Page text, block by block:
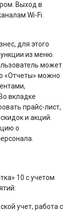
Выход в
Wi-Fi.
для этого
из меню.
может
«Отчеты» можно
вкладке
прайс-лист,
и акций.
о
10 с учетом
учет, работа с